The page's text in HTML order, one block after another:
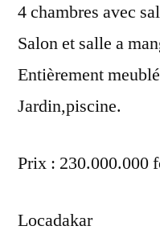
4 chambres avec
Salon et salle a
Entièrement
Jardin,piscine.
Prix : 230.000.000
Locadakar